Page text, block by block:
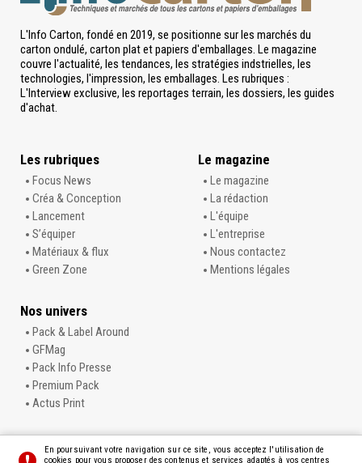
L'Info Carton, fondé en 2019, se positionne sur les marchés du
carton ondulé, carton plat et papiers d'emballages. Le magazine
couvre l'actualité, les tendances, les stratégies indstrielles, les
technologies, l'impression, les emballages. Les rubriques :
L'Interview exclusive, les reportages terrain, les dossiers, les guides
d'achat.
Les rubriques
Focus News
Créa & Conception
Lancement
S’équiper
Matériaux & flux
Green Zone
Le magazine
Le magazine
La rédaction
L'équipe
L'entreprise
Nous contactez
Mentions légales
Nos univers
Pack & Label Around
GFMag
Pack Info Presse
Premium Pack
Actus Print
En poursuivant votre navigation sur ce site, vous acceptez l'utilisation de
cookies pour vous proposer des contenus et services adaptés à vos centres